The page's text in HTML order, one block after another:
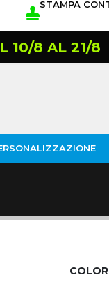
STAMPA
10/8 AL 21/8